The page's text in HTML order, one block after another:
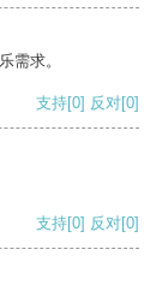
需求。
支持[0] 反对[0]
支持[0] 反对[0]